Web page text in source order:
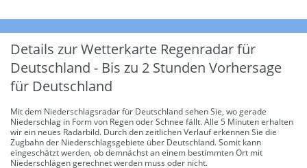
Details zur Wetterkarte Regenradar für
Deutschland - Bis zu 2 Stunden Vorhersage
für Deutschland
Mit dem Niederschlagsradar für Deutschland sehen Sie, wo gerade
Niederschlag in Form von Regen oder Schnee fällt. Alle 5 Minuten erhalten
wir ein neues Radarbild. Durch den zeitlichen Verlauf erkennen Sie die
Zugbahn der Niederschlagsgebiete über Deutschland. Somit kann
eingeschätzt werden, ob demnächst an einem bestimmten Ort mit
Niederschlägen gerechnet werden muss oder nicht.